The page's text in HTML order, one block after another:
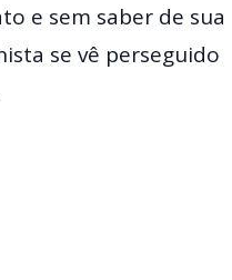
e sem saber de sua
se vê perseguido